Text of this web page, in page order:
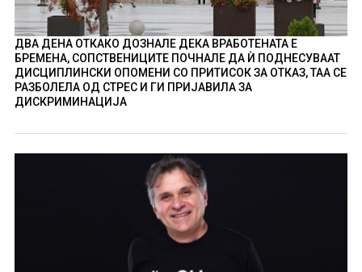
ДВА ДЕНА ОТКАКО ДОЗНАЛЕ ДЕКА ВРАБОТЕНАТА Е
БРЕМЕНА, СОПСТВЕНИЦИТЕ ПОЧНАЛЕ ДА Ѝ ПОДНЕСУВААТ
ДИСЦИПЛИНСКИ ОПОМЕНИ СО ПРИТИСОК ЗА ОТКАЗ, ТАА СЕ
РАЗБОЛЕЛА ОД СТРЕС И ГИ ПРИЈАВИЛА ЗА
ДИСКРИМИНАЦИЈА